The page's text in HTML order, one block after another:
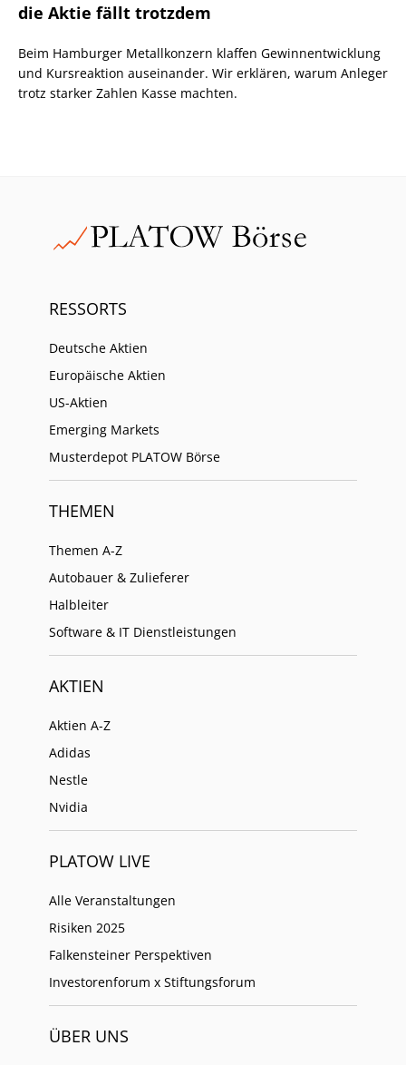
die Aktie fällt trotzdem
Beim Hamburger Metallkonzern klaffen Gewinnentwicklung
und Kursreaktion auseinander. Wir erklären, warum Anleger
trotz starker Zahlen Kasse machten.
RESSORTS
Deutsche Aktien
Europäische Aktien
US-Aktien
Emerging Markets
Musterdepot PLATOW Börse
THEMEN
Themen A-Z
Autobauer & Zulieferer
Halbleiter
Software & IT Dienstleistungen
AKTIEN
Aktien A-Z
Adidas
Nestle
Nvidia
PLATOW LIVE
Alle Veranstaltungen
Risiken 2025
Falkensteiner Perspektiven
Investorenforum x Stiftungsforum
ÜBER UNS